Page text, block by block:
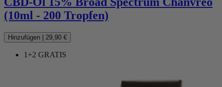
(10ml - 200 Tropfen)
Hinzufügen 29,90 €
1+2 GRATIS